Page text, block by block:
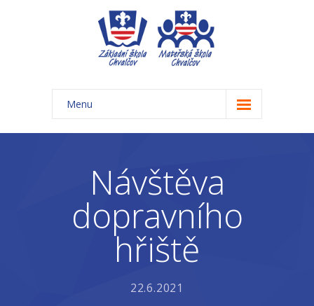
Menu
Úvod
-- Aktuality ZŠ
-- Třídy ZŠ
-- Organizace školního roku ZŠ
Návštěva
dopravního
hřiště
22.6.2021